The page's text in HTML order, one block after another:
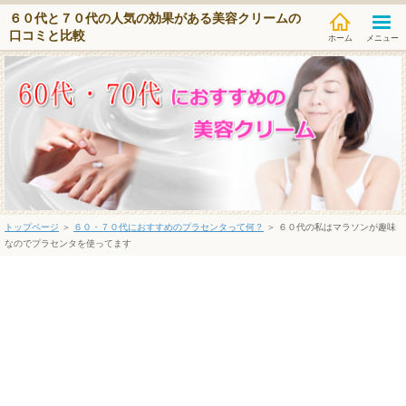
６０代と７０代の人気の効果がある美容クリームの
口コミと比較
メニュー
トップページ ＞ ６０・７０代におすすめのプラセンタって何？
＞ ６０代の私はマラソンが趣味
なのでプラセンタを使ってます